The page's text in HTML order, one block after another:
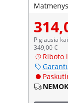
Pigiausia
349,00 €
Riboto